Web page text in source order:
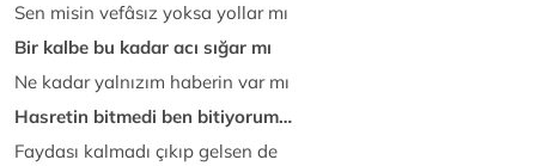
Sen misin vefâsız yoksa yollar mı
Bir kalbe bu kadar acı sığar mı
Ne kadar yalnızım haberin var mı
Hasretin bitmedi ben bitiyorum…
Faydası kalmadı çıkıp gelsen de